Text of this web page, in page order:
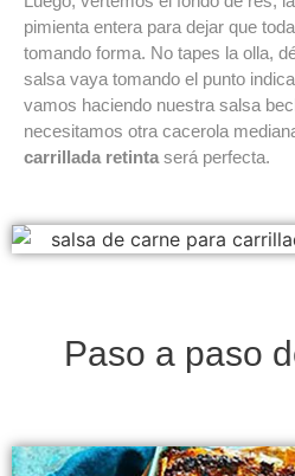
pimienta entera para dejar que
tomando forma. No tapes la olla,
salsa vaya tomando el punto
vamos haciendo nuestra salsa
necesitamos otra cacerola
carrillada retinta será perfecta.
Paso a paso